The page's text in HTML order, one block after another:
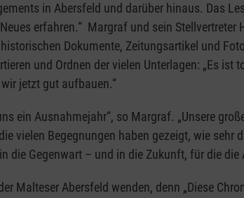
in Abersfeld und darüber hinaus. Das
erfahren.“ Margraf und sein
Dokumente, Zeitungsartikel und
und Ordnen der vielen Unterlagen: „Es
jetzt gut aufbauen.“
ein Ausnahmejahr“, so Margraf. „Unsere
vielen Begegnungen haben gezeigt, wie sehr
Gegenwart – und in die Zukunft, für die
Malteser Abersfeld wenden, denn „Diese